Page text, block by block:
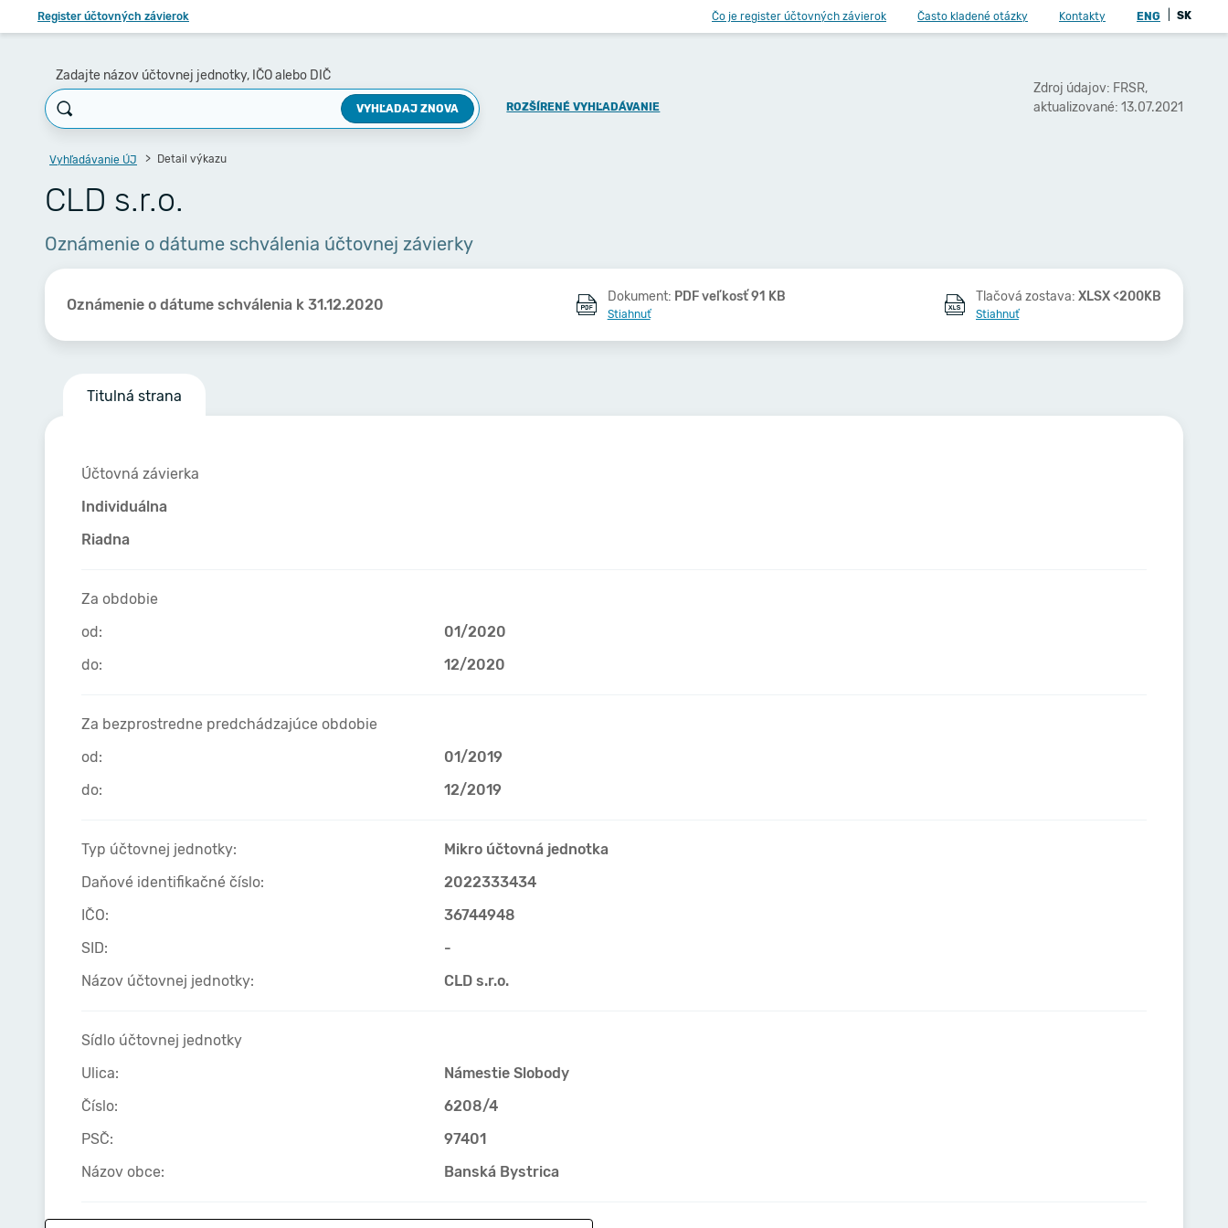
Register účtovných závierok Čo je register účtovných závierok Často kladené otázky Kontakty ENG SK
Zadajte názov účtovnej jednotky, IČO alebo DIČ
VYHĽADAJ ZNOVA ROZŠÍRENÉ VYHĽADÁVANIE
Zdroj údajov: FRSR,
aktualizované: 13.07.2021
Vyhľadávanie ÚJ Detail výkazu
CLD s.r.o.
Oznámenie o dátume schválenia účtovnej závierky
Oznámenie o dátume schválenia k 31.12.2020 Dokument: PDF veľkosť 91 KB
Stiahnuť
Tlačová zostava: XLSX <200KB
Stiahnuť
Titulná strana
Účtovná závierka
Individuálna
Riadna
Za obdobie
od:
01/2020
do:
12/2020
Za bezprostredne predchádzajúce obdobie
od:
01/2019
do:
12/2019
Typ účtovnej jednotky:
Mikro účtovná jednotka
Daňové identifikačné číslo:
2022333434
IČO:
36744948
SID:
-
Názov účtovnej jednotky:
CLD s.r.o.
Sídlo účtovnej jednotky
Ulica:
Námestie Slobody
Číslo:
6208/4
PSČ:
97401
Názov obce:
Banská Bystrica